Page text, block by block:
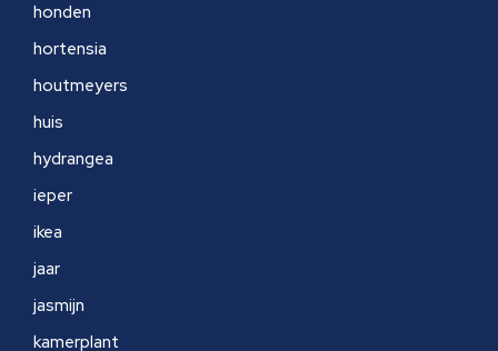
honden
hortensia
houtmeyers
huis
hydrangea
ieper
ikea
jaar
jasmijn
kamerplant